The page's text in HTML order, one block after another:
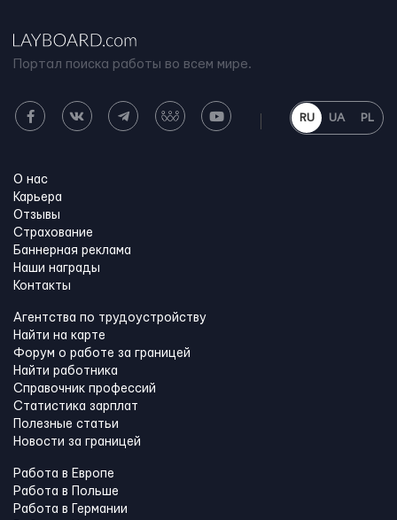
Портал поиска работы во всем мире.
RU UA PL
О нас
Карьера
Отзывы
Страхование
Баннерная реклама
Наши награды
Контакты
Агентства по трудоустройству
Найти на карте
Форум о работе за границей
Найти работника
Справочник профессий
Статистика зарплат
Полезные статьи
Новости за границей
Работа в Европе
Работа в Польше
Работа в Германии